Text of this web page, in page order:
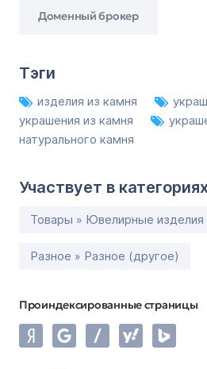
Доменный брокер
Тэги
изделия из камня
украшения из камня
натурального камня
Участвует в
Товары » Ювелирные изделия
Разное » Разное (другое)
Проиндексированные страницы